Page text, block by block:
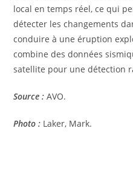
local en temps réel, ce qui
détecter les changements
conduire à une éruption
combine des données
satellite pour une détection
Source : AVO.
Photo : Laker, Mark.